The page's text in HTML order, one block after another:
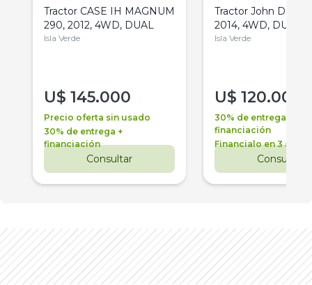
Tractor CASE IH MAGNUM
290, 2012, 4WD, DUAL
Isla Verde
U$ 145.000
Precio oferta sin usado
30% de entrega +
financiación
Consultar
Tractor John Deere
2014, 4WD, DUAL
Isla Verde
U$ 120.000
30% de entrega +
financiación
Financialo en 3 años
Consultar